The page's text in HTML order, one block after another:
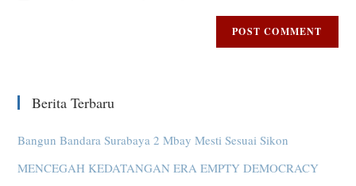
Berita Terbaru
Bangun Bandara Surabaya 2 Mbay Mesti Sesuai Sikon
MENCEGAH KEDATANGAN ERA EMPTY DEMOCRACY